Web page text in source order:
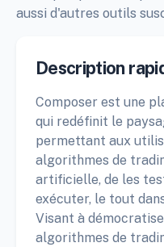
aussi d'autres outils
Description
Composer est une
qui redéfinit le
permettant aux
algorithmes de
artificielle, de les
exécuter, le tout
Visant à
algorithmes de